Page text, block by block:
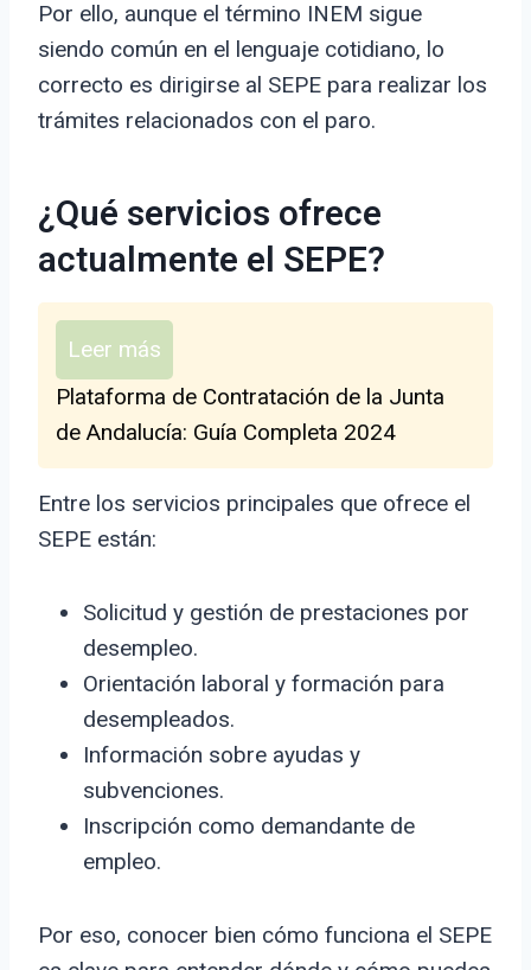
Por ello, aunque el término INEM sigue
siendo común en el lenguaje cotidiano, lo
correcto es dirigirse al SEPE para realizar los
trámites relacionados con el paro.
¿Qué servicios ofrece
actualmente el SEPE?
Leer más
Plataforma de Contratación de la Junta
de Andalucía: Guía Completa 2024
Entre los servicios principales que ofrece el
SEPE están:
Solicitud y gestión de prestaciones por
desempleo.
Orientación laboral y formación para
desempleados.
Información sobre ayudas y
subvenciones.
Inscripción como demandante de
empleo.
Por eso, conocer bien cómo funciona el SEPE